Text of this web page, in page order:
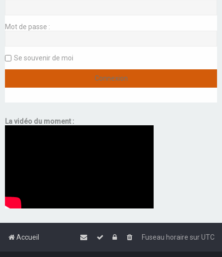
Mot de passe :
Se souvenir de moi
La vidéo du moment :
Accueil Fuseau horaire surUTC